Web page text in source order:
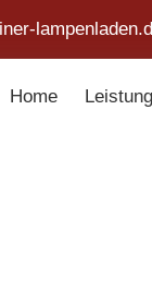
Home